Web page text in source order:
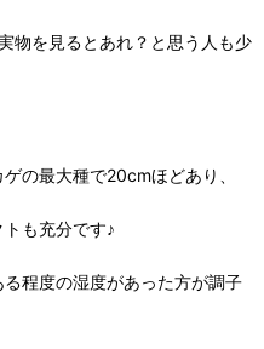
物を見るとあれ？と思う人も少
の最大種で20cmほどあり、
も充分です♪
程度の湿度があった方が調子